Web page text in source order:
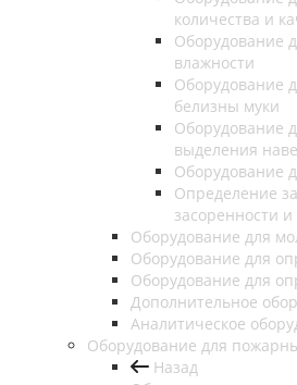
количества и
Оборудование
влажности
Оборудование
белизны муки
Оборудование
выделения
Оборудование
Определение
засоренности
Оборудование для
Оборудование для
Оборудование для
Дополнительное
Аналитическое
Оборудование для
Назад